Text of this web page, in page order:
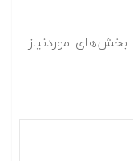
بخش‌های موردنیاز